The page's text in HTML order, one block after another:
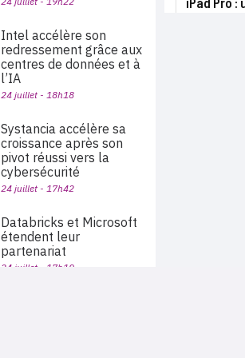
Intel accélère son
redressement grâce aux
centres de données et à
l’IA
24 juillet - 18h18
Systancia accélère sa
croissance après son
pivot réussi vers la
cybersécurité
24 juillet - 17h42
Databricks et Microsoft
étendent leur
partenariat
24 juillet - 17h19